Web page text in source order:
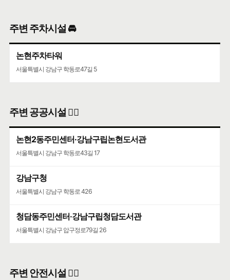
주변 주차시설 🚘
논현주차타워
서울특별시 강남구 학동로47길 5
주변 공공시설 👨‍✈️
논현2동주민센터·강남구립논현도서관
서울특별시 강남구 학동로43길 17
강남구청
서울특별시 강남구 학동로 426
청담동주민센터·강남구립청담도서관
서울특별시 강남구 압구정로79길 26
주변 안전시설 👮‍♀️